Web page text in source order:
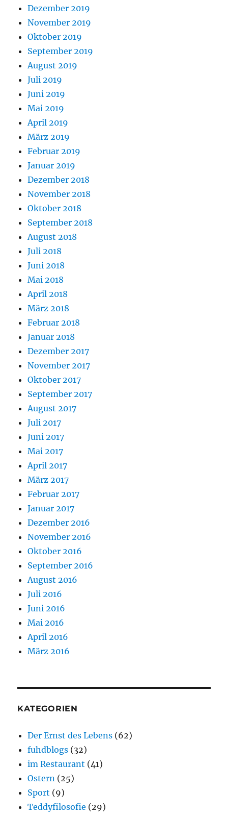
Dezember 2019
November 2019
Oktober 2019
September 2019
August 2019
Juli 2019
Juni 2019
Mai 2019
April 2019
März 2019
Februar 2019
Januar 2019
Dezember 2018
November 2018
Oktober 2018
September 2018
August 2018
Juli 2018
Juni 2018
Mai 2018
April 2018
März 2018
Februar 2018
Januar 2018
Dezember 2017
November 2017
Oktober 2017
September 2017
August 2017
Juli 2017
Juni 2017
Mai 2017
April 2017
März 2017
Februar 2017
Januar 2017
Dezember 2016
November 2016
Oktober 2016
September 2016
August 2016
Juli 2016
Juni 2016
Mai 2016
April 2016
März 2016
KATEGORIEN
Der Ernst des Lebens (62)
fuhdblogs (32)
im Restaurant (41)
Ostern (25)
Sport (9)
Teddyfilosofie (29)